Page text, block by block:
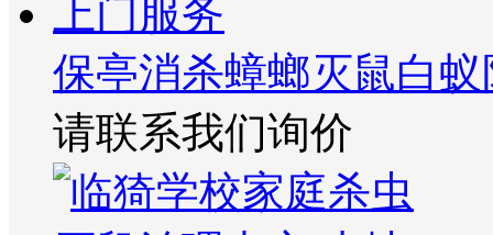
保亭消杀蟑螂灭鼠白
请联系我们询价